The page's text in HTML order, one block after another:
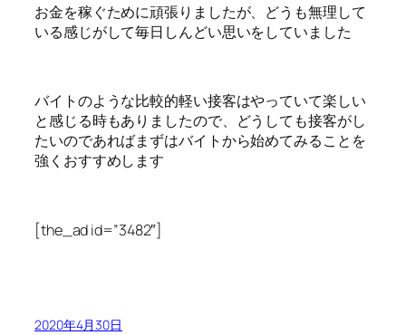
お金を稼ぐために頑張りましたが、どうも無理して
いる感じがして毎日しんどい思いをしていました
バイトのような比較的軽い接客はやっていて楽しい
と感じる時もありましたので、どうしても接客がし
たいのであればまずはバイトから始めてみることを
強くおすすめします
[the_ad id=”3482″]
2020年4月30日